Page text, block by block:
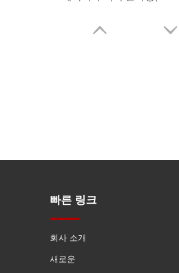
빠른 링크
회사 소개
새로운